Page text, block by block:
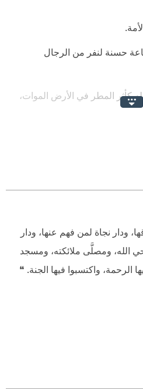
حسنة لنفر من الرجال
كأثر المطر في الأرض الموات،
ودار نجاة لمن فهم عنها، ودار
الله، ومصلَّى ملائكته، ومسجد
الرحمة، واكتسبوا فيها الجنة. ❝